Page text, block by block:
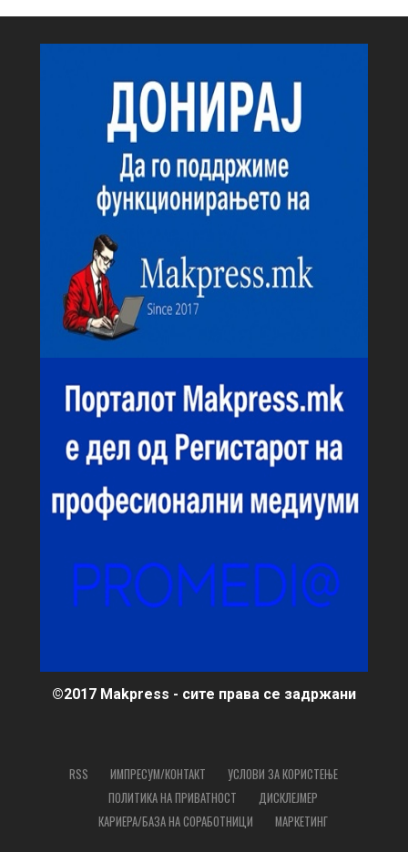
©2017 Makpress - сите права се задржани
RSS ИМПРЕСУМ/КОНТАКТ
УСЛОВИ ЗА КОРИСТЕЊЕ
ПОЛИТИКА НА ПРИВАТНОСТ
ДИСКЛЕЈМЕР
КАРИЕРА/БАЗА НА СОРАБОТНИЦИ
МАРКЕТИНГ